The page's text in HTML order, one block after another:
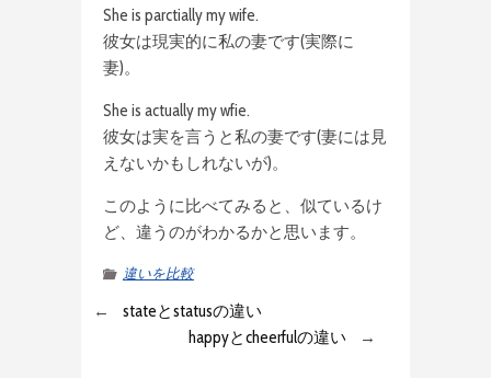
She is parctially my wife.
彼女は現実的に私の妻です(実際に
妻)。
She is actually my wfie.
彼女は実を言うと私の妻です(妻には見
えないかもしれないが)。
このように比べてみると、似ているけ
ど、違うのがわかるかと思います。
違いを比較
←
stateとstatusの違い
happyとcheerfulの違い
→